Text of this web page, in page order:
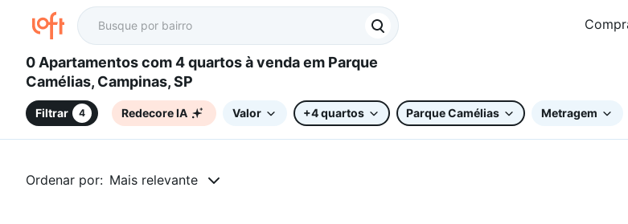
0 Apartamentos com 4 quartos à venda em Parque
Camélias, Campinas, SP
Filtrar 4 Redecore IA Valor +4 quartos Parque Camélias Metragem
Ordenar por: Mais relevante